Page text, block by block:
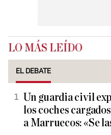
LO MÁS LEÍDO
EL DEBATE
Un guardia civil
los coches
a Marruecos: «Se